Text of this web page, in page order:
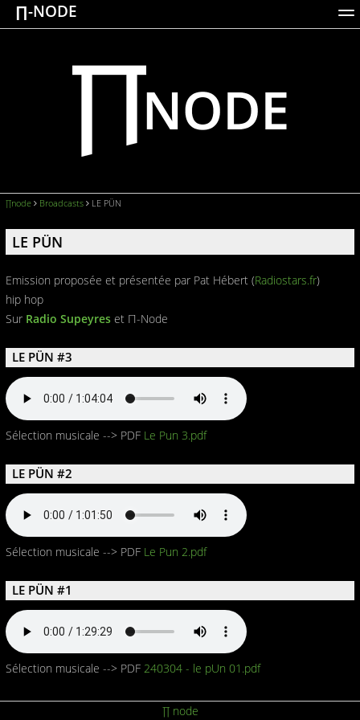
∏-NODE
ACTIONS WORKS DOCUMENTATION
BROADCASTS
∏node Broadcasts LE PÜN
LE PÜN
Emission proposée et présentée par Pat Hébert (Radiostars.fr)
hip hop
Sur Radio Supeyres et Π-Node
LE PÜN #3
Sélection musicale --> PDF Le Pun 3.pdf
LE PÜN #2
Sélection musicale --> PDF Le Pun 2.pdf
LE PÜN #1
Sélection musicale --> PDF 240304 - le pUn 01.pdf
∏ node